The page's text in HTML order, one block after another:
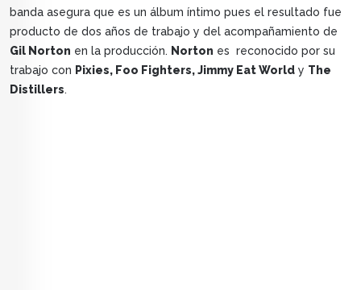
banda asegura que es un álbum íntimo pues el resultado fue
producto de dos años de trabajo y del acompañamiento de
Gil Norton en la producción. Norton es reconocido por su
trabajo con Pixies, Foo Fighters, Jimmy Eat World y The
Distillers.